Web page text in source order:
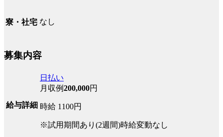
寮・社宅 なし
募集内容
給与詳細
日払い
月収例200,000円
時給 1100円
※試用期間あり(2週間)時給変動なし